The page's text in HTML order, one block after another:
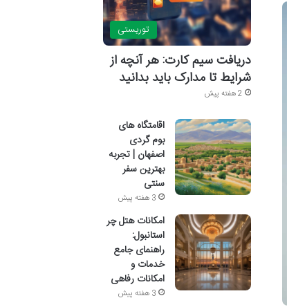
توریستی
دریافت سیم کارت: هر آنچه از
شرایط تا مدارک باید بدانید
2 هفته پیش
اقامتگاه های
بوم گردی
اصفهان | تجربه
بهترین سفر
سنتی
3 هفته پیش
امکانات هتل چر
استانبول:
راهنمای جامع
خدمات و
امکانات رفاهی
3 هفته پیش